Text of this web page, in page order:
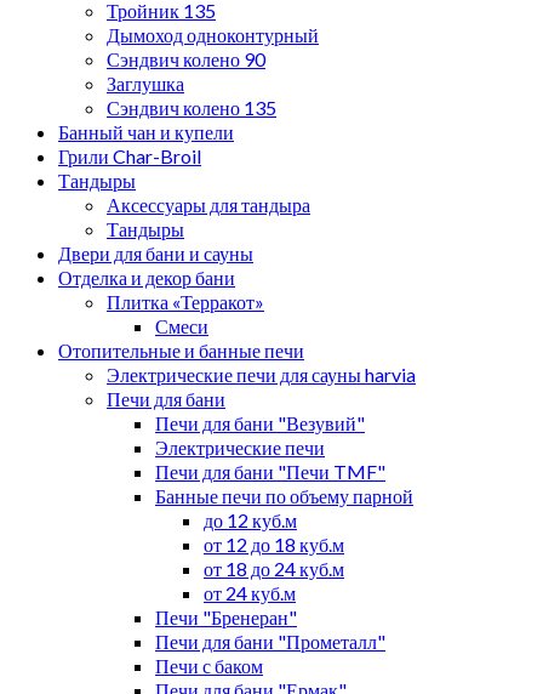
Тройник 135
Дымоход одноконтурный
Сэндвич колено 90
Заглушка
Сэндвич колено 135
Банный чан и купели
Грили Char-Broil
Тандыры
Аксессуары для тандыра
Тандыры
Двери для бани и сауны
Отделка и декор бани
Плитка «Терракот»
Смеси
Отопительные и банные печи
Электрические печи для сауны harvia
Печи для бани
Печи для бани "Везувий"
Электрические печи
Печи для бани "Печи TMF"
Банные печи по объему парной
до 12 куб.м
от 12 до 18 куб.м
от 18 до 24 куб.м
от 24 куб.м
Печи "Бренеран"
Печи для бани "Прометалл"
Печи с баком